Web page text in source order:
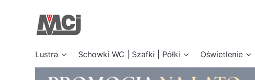
Lustra Schowki WC | Szafki | Półki Oświetlenie